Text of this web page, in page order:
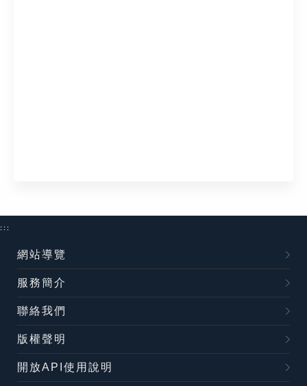
:::
網站導覽
服務簡介
聯絡我們
版權聲明
開放API使用說明